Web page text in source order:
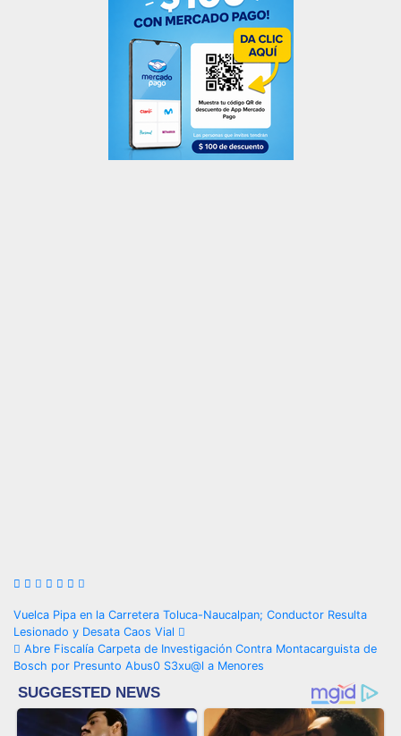
Navegación
de
entradas
Vuelca Pipa en la Carretera Toluca-Naucalpan; Conductor Resulta
Lesionado y Desata Caos Vial
Abre Fiscalía Carpeta de Investigación Contra Montacarguista de
Bosch por Presunto Abus0 S3xu@l a Menores